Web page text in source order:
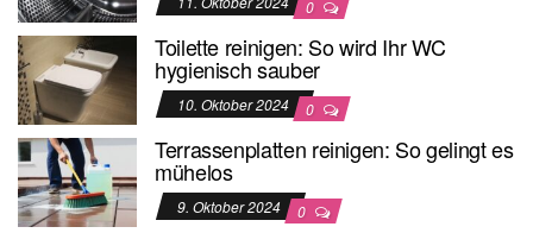
0
Toilette reinigen: So wird Ihr WC
hygienisch sauber
10. Oktober 2024 0
Terrassenplatten reinigen: So gelingt es
mühelos
9. Oktober 2024 0